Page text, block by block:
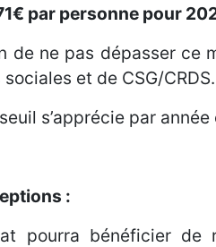
par personne pour
de ne pas dépasser ce
et de CSG/CRDS.
s’apprécie par
:
pourra bénéficier de